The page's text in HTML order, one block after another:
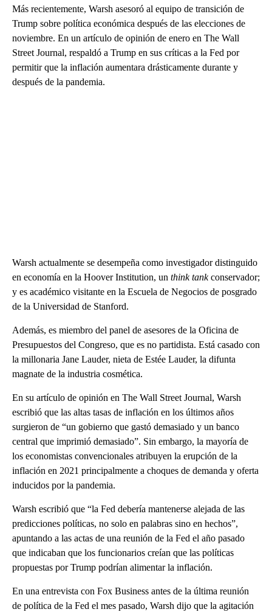
Más recientemente, Warsh asesoró al equipo de transición de
Trump sobre política económica después de las elecciones de
noviembre. En un artículo de opinión de enero en The Wall
Street Journal, respaldó a Trump en sus críticas a la Fed por
permitir que la inflación aumentara drásticamente durante y
después de la pandemia.
Warsh actualmente se desempeña como investigador distinguido
en economía en la Hoover Institution, un think tankconservador;
y es académico visitante en la Escuela de Negocios de posgrado
de la Universidad de Stanford.
Además, es miembro del panel de asesores de la Oficina de
Presupuestos del Congreso, que es no partidista. Está casado con
la millonaria Jane Lauder, nieta de Estée Lauder, la difunta
magnate de la industria cosmética.
En su artículo de opinión en The Wall Street Journal, Warsh
escribió que las altas tasas de inflación en los últimos años
surgieron de “un gobierno que gastó demasiado y un banco
central que imprimió demasiado”. Sin embargo, la mayoría de
los economistas convencionales atribuyen la erupción de la
inflación en 2021 principalmente a choques de demanda y oferta
inducidos por la pandemia.
Warsh escribió que “la Fed debería mantenerse alejada de las
predicciones políticas, no solo en palabras sino en hechos”,
apuntando a las actas de una reunión de la Fed el año pasado
que indicaban que los funcionarios creían que las políticas
propuestas por Trump podrían alimentar la inflación.
En una entrevista con Fox Business antes de la última reunión
de política de la Fed el mes pasado, Warsh dijo que la agitación